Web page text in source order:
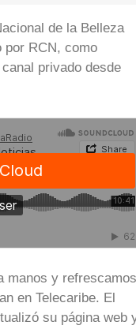
de la Belleza
por RCN, como
privado desde
manos y refrescamos
en Telecaribe. El
su página web